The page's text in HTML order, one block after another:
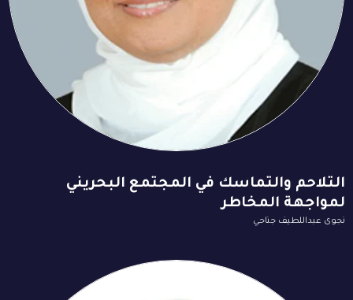
التلاحم والتماسك في المجتمع البحريني
لمواجهة المخاطر
نجوى عبداللطيف جناحي